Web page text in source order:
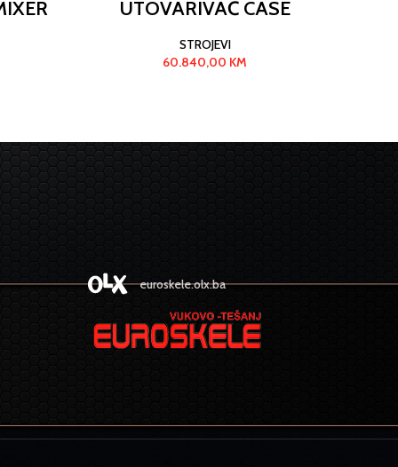
UTOVARIVAČ CASE
STROJEVI
60.840,00 KM
euroskele.olx.ba